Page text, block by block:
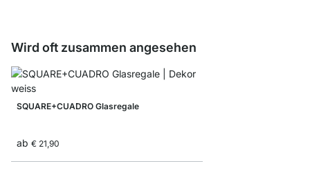
Wird oft zusammen angesehen
SQUARE+CUADRO Glasregale
ab € 21,90